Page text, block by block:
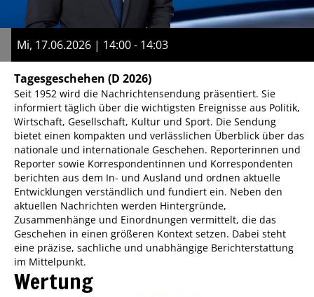
Mi, 17.06.2026 | 14:00 - 14:03
Tagesgeschehen (D 2026)
Seit 1952 wird die Nachrichtensendung präsentiert. Sie
informiert täglich über die wichtigsten Ereignisse aus Politik,
Wirtschaft, Gesellschaft, Kultur und Sport. Die Sendung
bietet einen kompakten und verlässlichen Überblick über das
nationale und internationale Geschehen. Reporterinnen und
Reporter sowie Korrespondentinnen und Korrespondenten
berichten aus dem In- und Ausland und ordnen aktuelle
Entwicklungen verständlich und fundiert ein. Neben den
aktuellen Nachrichten werden Hintergründe,
Zusammenhänge und Einordnungen vermittelt, die das
Geschehen in einen größeren Kontext setzen. Dabei steht
eine präzise, sachliche und unabhängige Berichterstattung
im Mittelpunkt.
Wertung